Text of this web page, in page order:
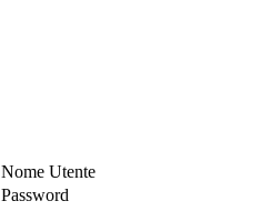
Nome Utente
Password